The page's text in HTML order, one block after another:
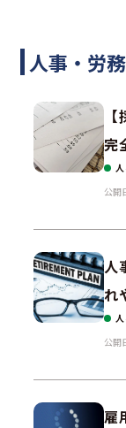
人事・労
完
公開
人
れ
公開
雇